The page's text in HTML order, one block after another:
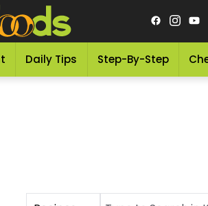
Daily Tips Step-By-Step